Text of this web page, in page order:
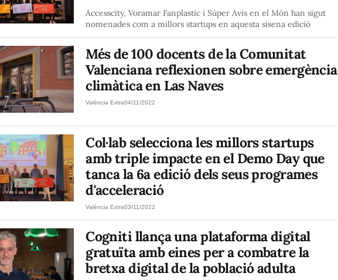
Accesscity, Voramar Fanplastic i Súper Avis en el Món han sigut
nomenades com a millors startups en aquesta sisena edició
Més de 100 docents de la Comunitat
Valenciana reflexionen sobre emergència
climàtica en Las Naves
València Extra04/11/2022
Col·lab selecciona les millors startups
amb triple impacte en el Demo Day que
tanca la 6a edició dels seus programes
d'acceleració
València Extra03/11/2022
Cogniti llança una plataforma digital
gratuïta amb eines per a combatre la
bretxa digital de la població adulta